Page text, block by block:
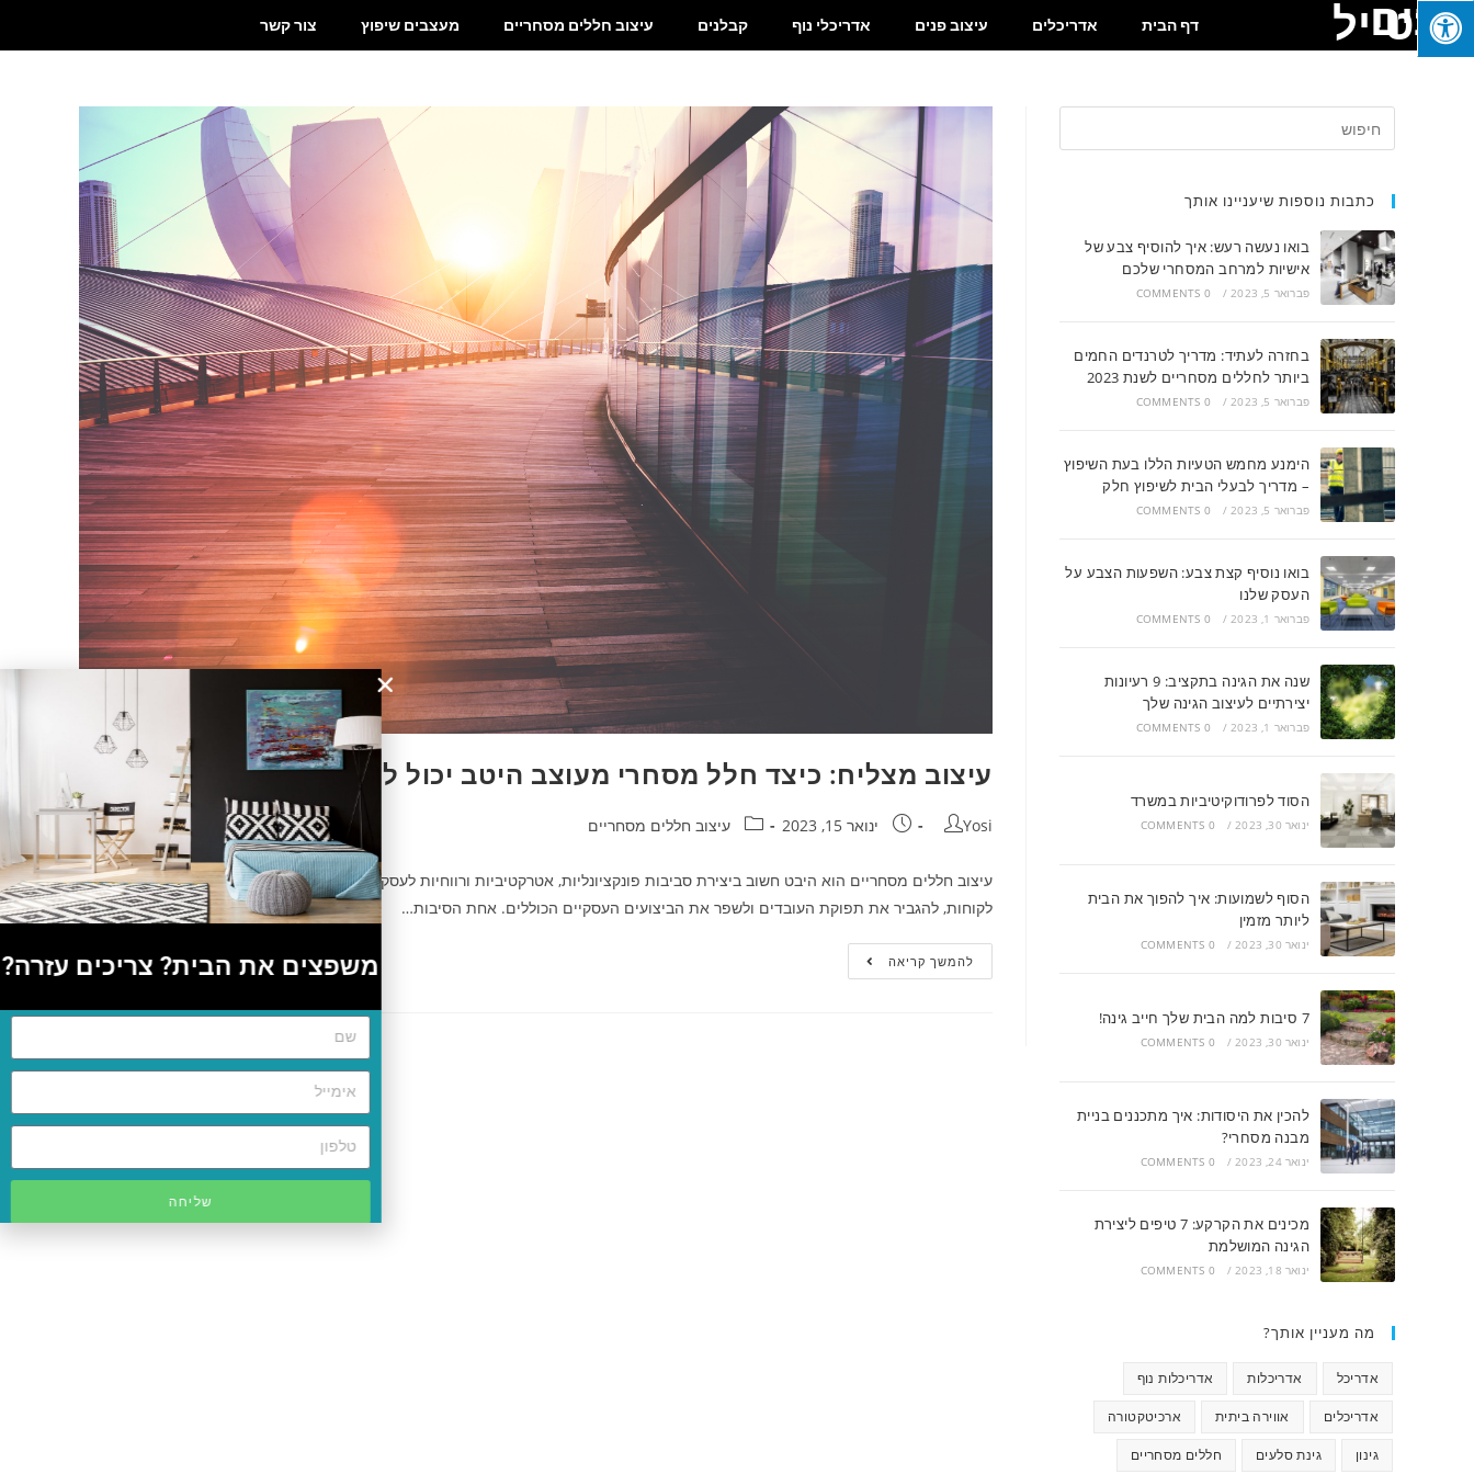
בונים
בסטייל דף הבית אדריכלים עיצוב פנים אדריכלי נוף קבלנים עיצוב חללים מסחריים מעצבים שיפוץ צור קשר
עיצוב מצליח: כיצד חלל מסחרי מעוצב היטב יכול להועיל לעסק שלך
Yosi ינואר 15, 2023 עיצוב חללים מסחריים
עיצוב חללים מסחריים הוא היבט חשוב ביצירת סביבות פונקציונליות, אטרקטיביות ורווחיות לעסקים. שטח מסחרי מעוצב היטב יכול למשוך
לקוחות, להגביר את תפוקת העובדים ולשפר את הביצועים העסקיים הכוללים. אחת הסיבות…
להמשך קריאה
כתבות נוספות שיעניינו אותך
בואו נעשה רעש: איך להוסיף צבע של
אישיות למרחב המסחרי שלכם
פברואר 5, 2023 /
0 COMMENTS
בחזרה לעתיד: מדריך לטרנדים החמים
ביותר לחללים מסחריים לשנת 2023
פברואר 5, 2023 /
0 COMMENTS
הימנע מחמש הטעיות הללו בעת השיפוץ
– מדריך לבעלי הבית לשיפוץ חלק
פברואר 5, 2023 /
0 COMMENTS
בואו נוסיף קצת צבע: השפעות הצבע על
העסק שלנו
פברואר 1, 2023 /
0 COMMENTS
שנה את הגינה בתקציב: 9 רעיונות
יצירתיים לעיצוב הגינה שלך
פברואר 1, 2023 /
0 COMMENTS
הסוד לפרודוקיטיביות במשרד
ינואר 30, 2023 /
0 COMMENTS
הסוף לשמועות: איך להפוך את הבית
ליותר מזמין
ינואר 30, 2023 /
0 COMMENTS
7 סיבות למה הבית שלך חייב גינה!
ינואר 30, 2023 /
0 COMMENTS
להכין את היסודות: איך מתכננים בניית
מבנה מסחרי?
ינואר 24, 2023 /
0 COMMENTS
מכינים את הקרקע: 7 טיפים ליצירת
הגינה המושלמת
ינואר 18, 2023 /
0 COMMENTS
מה מעניין אותך?
אדריכל אדריכלות אדריכלות נוף
אדריכלים אווירה ביתית ארכיטקטורה
גינון גינת סלעים חללים מסחריים
משפצים את הבית? צריכים עזרה?
שליחה